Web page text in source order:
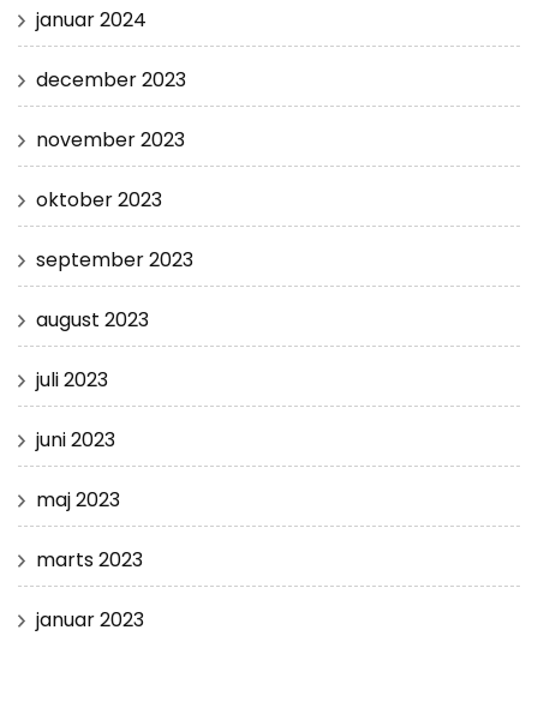
januar 2024
december 2023
november 2023
oktober 2023
september 2023
august 2023
juli 2023
juni 2023
maj 2023
marts 2023
januar 2023